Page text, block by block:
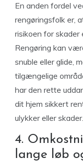
En anden fordel
rengøringsfolk er,
risikoen for skader
Rengøring kan
snuble eller glide,
tilgængelige
har den rette
dit hjem sikkert
ulykker eller skader.
4.
lange løb